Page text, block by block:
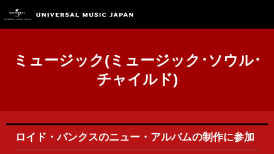
ミュージック(ミュージック･ソウル･
チャイルド)
ロイド・バンクスのニュー・アルバムの制作に参加